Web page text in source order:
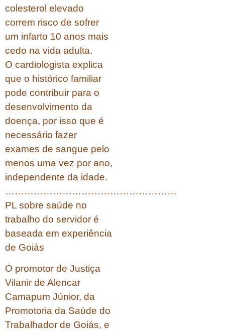
colesterol elevado
correm risco de sofrer
um infarto 10 anos mais
cedo na vida adulta.
O cardiologista explica
que o histórico familiar
pode contribuir para o
desenvolvimento da
doença, por isso que é
necessário fazer
exames de sangue pelo
menos uma vez por ano,
independente da idade.
………………………………………………
PL sobre saúde no
trabalho do servidor é
baseada em experiência
de Goiás
O promotor de Justiça
Vilanir de Alencar
Camapum Júnior, da
Promotoria da Saúde do
Trabalhador de Goiás, e